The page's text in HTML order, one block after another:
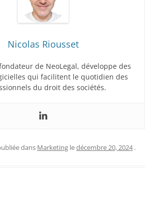
Nicolas Riousset
de NeoLegal, développe des
qui facilitent le quotidien des
du droit des sociétés.
dans Marketing ledécembre 20, 2024 .